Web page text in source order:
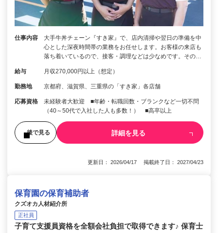
仕事内容
大手牛丼チェーン『すき家』で、店内清掃や翌日の準備を中
心とした深夜時間帯の業務をお任せします。お客様の来店も
落ち着いているので、接客・調理などは少なめです。その…
給与 月収270,000円以上（想定）
勤務地 京都府、滋賀県、三重県の「すき家」各店舗
応募資格
未経験者大歓迎 ■年齢・転職回数・ブランクなど一切不問
（40～50代で入社した人も多数！） ■高卒以上
後で見る 詳細を見る
更新日： 2026/04/17 掲載終了日： 2027/04/23
保育園の保育補助者
クズオカ人材紹介所
正社員
子育て支援員資格を全額会社負担で取得できます♪ 保育士